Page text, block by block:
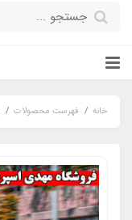
خانه فهرست محصولات